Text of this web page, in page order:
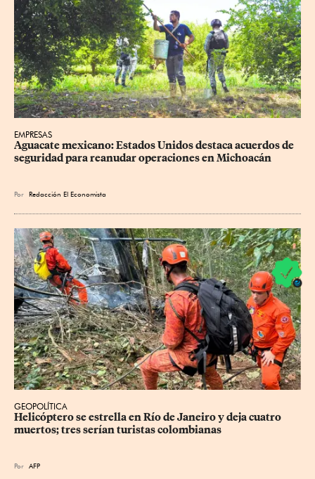
EMPRESAS
Aguacate mexicano: Estados Unidos destaca acuerdos de
seguridad para reanudar operaciones en Michoacán
Por Redacción El Economista
GEOPOLÍTICA
Helicóptero se estrella en Río de Janeiro y deja cuatro
muertos; tres serían turistas colombianas
Por AFP